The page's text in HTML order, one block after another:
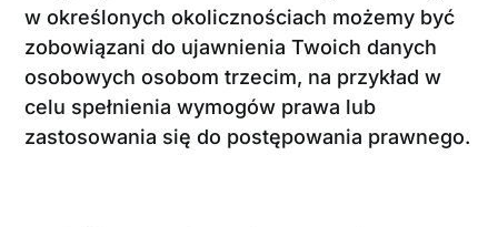
w określonych okolicznościach możemy być
zobowiązani do ujawnienia Twoich danych
osobowych osobom trzecim, na przykład w
celu spełnienia wymogów prawa lub
zastosowania się do postępowania prawnego.